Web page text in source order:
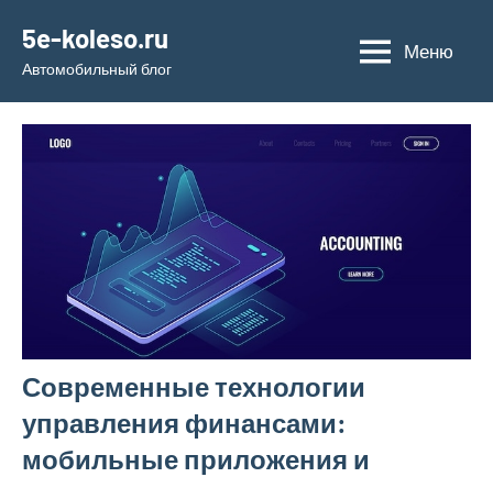
содержимому
5e-koleso.ru
Автомобильный блог
Меню
Современные технологии
управления финансами:
мобильные приложения и